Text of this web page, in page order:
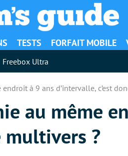
TESTS FORFAIT MOBILE
Freebox Ultra
à 9 ans d’intervalle, c’est
au même
multivers ?